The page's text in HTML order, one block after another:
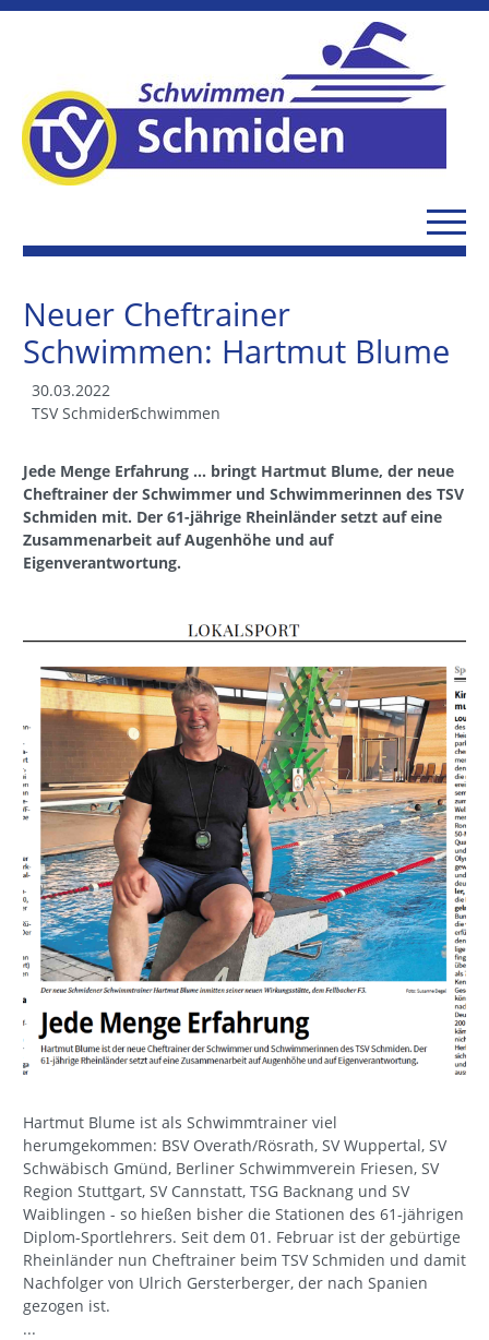
Neuer Cheftrainer
Schwimmen: Hartmut Blume
30.03.2022
TSV SchmidenSchwimmen
Jede Menge Erfahrung ... bringt Hartmut Blume, der neue
Cheftrainer der Schwimmer und Schwimmerinnen des TSV
Schmiden mit. Der 61-jährige Rheinländer setzt auf eine
Zusammenarbeit auf Augenhöhe und auf
Eigenverantwortung.
Hartmut Blume ist als Schwimmtrainer viel
herumgekommen: BSV Overath/Rösrath, SV Wuppertal, SV
Schwäbisch Gmünd, Berliner Schwimmverein Friesen, SV
Region Stuttgart, SV Cannstatt, TSG Backnang und SV
Waiblingen - so hießen bisher die Stationen des 61-jährigen
Diplom-Sportlehrers. Seit dem 01. Februar ist der gebürtige
Rheinländer nun Cheftrainer beim TSV Schmiden und damit
Nachfolger von Ulrich Gersterberger, der nach Spanien
gezogen ist.
...